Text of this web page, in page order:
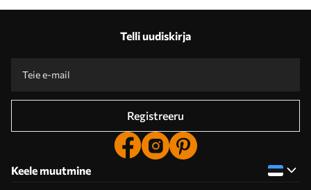
Telli uudiskirja
Registreeru
Keele muutmine